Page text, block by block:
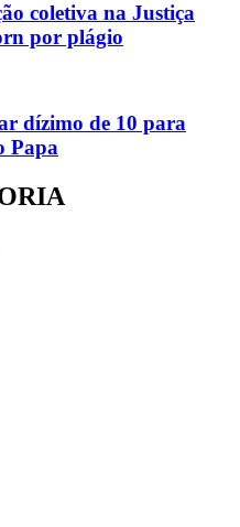
coletiva na Justiça
por plágio
dízimo de 10 para
Papa